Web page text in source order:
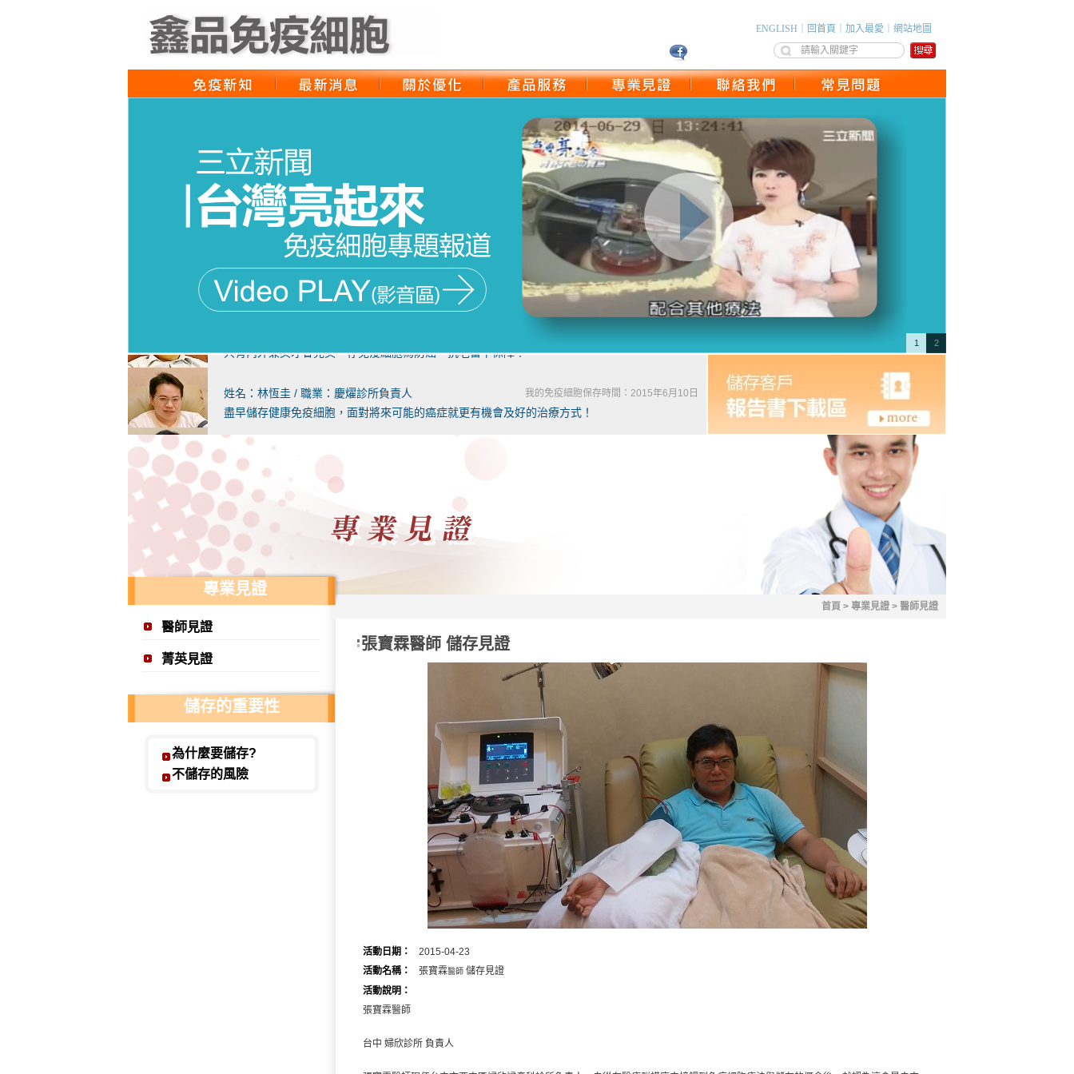
ENGLISH 回首頁 加入最愛 網站地圖
1 2
我的免疫細胞保存時間：2014年9月2日
無毒飲食只是防癌的第一步 存免疫細胞 才是釜底抽薪的預防方式
姓名：張寶霖 / 職業：婦欣診所負責人
免疫細胞療法從學理到治療方式都是完全符合人體最自然的療法
姓名：呂維國 / 職業：呂維國婦產科診所負責人
免疫細胞療法往後的用途必能更廣，造福更多的民眾
姓名：詹建發 / 職業：向陽診所負責人
儲存健康的免疫細胞是「養兵千日，用在一時」
家人曾赴日進行免疫細胞療法 更加認同儲存的重要
我的免疫細胞保存時間：2014年11月22日
科技會不斷進步 但免疫力則是不斷地在退步！
姓名：羅文一 / 職業：隆安診所醫師 我的免疫細胞保存時間：2014年10月28日
建議能力所及的親友也都該儲存 讓未來更有保障
我的免疫細胞保存時間：2014年10月16日
越早儲存健康免疫細胞 對日後發生疾病可發揮越大的幫助
姓名：傅華國 / 職業：維恩耳鼻喉科診所醫師 我的免疫細胞保存時間：2014年10月3日
儲存健康的免疫細胞就像存保險一樣的重要
我的免疫細胞保存時間：2014年10月2日
儲存自身良好的免疫細胞來吞噬不好的細胞
姓名：張延亙 / 職業：永安診所醫師
免疫細胞療法在將來運用的層面會更寬更廣
專業見證
醫師見證
菁英見證
儲存的重要性
為什麼要儲存?
不儲存的風險
首頁 > 專業見證 > 醫師見證
張寶霖醫師 儲存見證
活動日期：
2015-04-23
活動名稱：
張寶霖醫師 儲存見證
活動說明：
張寶霖醫師
台中 婦欣診所 負責人